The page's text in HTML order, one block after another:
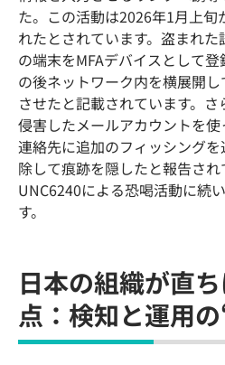
た。この活動は2026年1月上旬
れたとされています。盗まれ
の端末をMFAデバイスとして
の後ネットワーク内を横展開
させたと記載されています。さ
侵害したメールアカウントを
連絡先に追加のフィッシング
除して痕跡を隠したと報告され
UNC6240による恐喝活動に続
す。
日本の組織が直
点：検知と運用